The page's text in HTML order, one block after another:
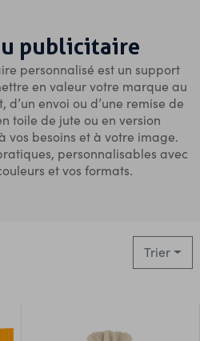
publicitaire
personnalisé est un support
en valeur votre marque au
d’un envoi ou d’une remise de
toile de jute ou en version
vos besoins et à votre image.
personnalisables avec
et vos formats.
Trier